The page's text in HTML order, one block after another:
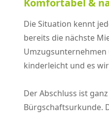
Komfortabel &
Die Situation kennt
bereits die nächste
kinderleicht und es
Der Abschluss ist
Bürgschaftsurkunde.